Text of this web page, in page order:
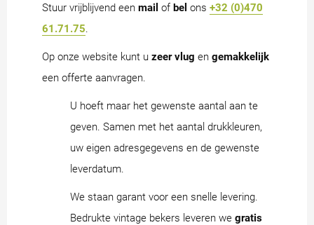
Stuur vrijblijvend een mail of bel ons +32 (0)470
61.71.75.
Op onze website kunt u zeer vlug en gemakkelijk
een offerte aanvragen.
U hoeft maar het gewenste aantal aan te
geven. Samen met het aantal drukkleuren,
uw eigen adresgegevens en de gewenste
leverdatum.
We staan garant voor een snelle levering.
Bedrukte vintage bekers leveren we gratis